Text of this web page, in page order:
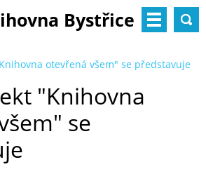
Bystřice
otevřená všem" se představuje
"Knihovna
se